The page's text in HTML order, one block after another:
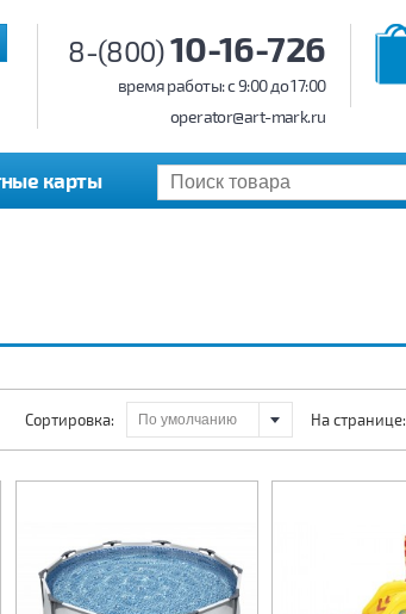
8-(800)10-16-726
время работы: c 9:00 до 17:00
operator@art-mark.ru
карты
На странице:
Сортировка: